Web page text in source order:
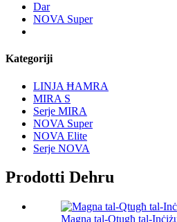
Dar
NOVA Super
Kategoriji
LINJA ĦAMRA
MIRA S
Serje MIRA
NOVA Super
NOVA Elite
Serje NOVA
Prodotti Dehru
Magna tal-Qtugħ tal-